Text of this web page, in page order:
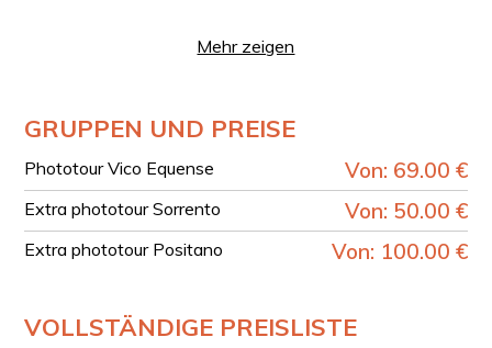
Teilnehmer (max. 3) auswählen und dann ein Extra für
PROGRAMM
Das detaillierte Programm des Phototours wird mit
einem Operator basierend auf der von dir gewählten
NÜTZLICHE DETAILS
Mehr zeigen
GRUPPEN UND PREISE
Phototour Vico Equense Von: 69.00 €
Extra phototour Sorrento Von: 50.00 €
Extra phototour Positano Von: 100.00 €
VOLLSTÄNDIGE PREISLISTE